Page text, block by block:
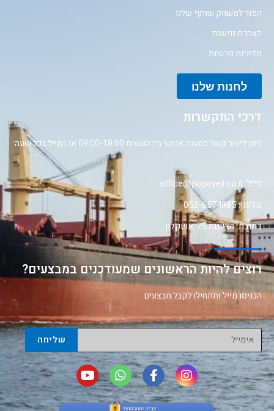
הפוך למשווק שותף שלנו
הצהרת נגישות
מדיניות פרטיות
לחנות שלנו
דרכי התקשרות
ניתן ליצור קשר במענה אנושי בין השעות 09:00-18:00 או במייל בכל שעה:
מייל: office@popeyeil.co.il
טלפון: 052-6574985
כתובת: הציונות 75 אשקלון
רוצים להיות הראשונים שמעודכנים במבצעים?
הכניסו מייל ותתחילו לקבל מבצעים
שליחה